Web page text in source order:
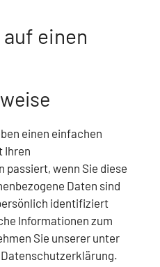
einen
einen einfachen
Ihren
passiert, wenn Sie diese
Daten sind
identifiziert
Informationen zum
Sie unserer unter